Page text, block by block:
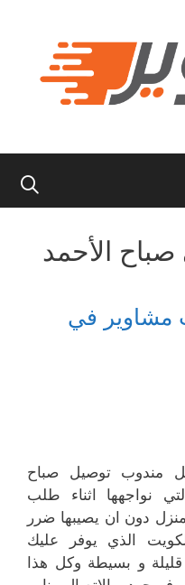
الأحمد
مشاوير في
مندوب توصيل صباح
نواجهها اثناء طلب
دون ان يصيبها ضرر
الذي يوفر عليك
و بسيطة وكل هذا